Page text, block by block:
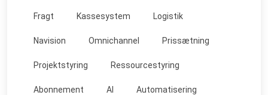
Fragt Kassesystem Logistik
Navision Omnichannel Prissætning
Projektstyring Ressourcestyring
Abonnement AI Automatisering